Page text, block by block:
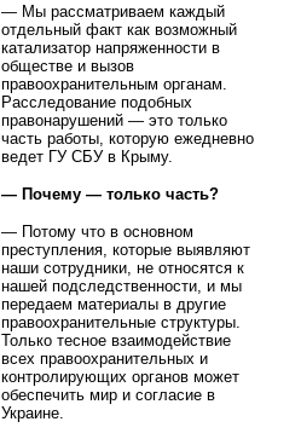
— Мы рассматриваем каждый
отдельный факт как возможный
катализатор напряженности в
обществе и вызов
правоохранительным органам.
Расследование подобных
правонарушений — это только
часть работы, которую ежедневно
ведет ГУ СБУ в Крыму.
— Почему — только часть?
— Потому что в основном
преступления, которые выявляют
наши сотрудники, не относятся к
нашей подследственности, и мы
передаем материалы в другие
правоохранительные структуры.
Только тесное взаимодействие
всех правоохранительных и
контролирующих органов может
обеспечить мир и согласие в
Украине.